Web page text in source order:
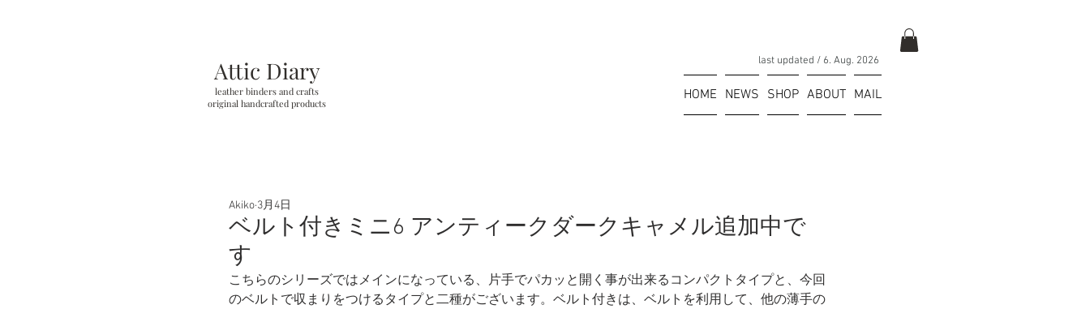
last updated / 6. Aug. 2026
HOME NEWS SHOP ABOUT MAIL
ベルト付きミニ6 アンティークダークキャメル追加中で
す
Akiko 3月4日
こちらのシリーズではメインになっている、片手でパカッと開く事が出来るコンパクトタイプと、今回
のベルトで収まりをつけるタイプと二種がございます。ベルト付きは、ベルトを利用して、他の薄手の
Attic Diary
leather binders and crafts
original handcrafted products